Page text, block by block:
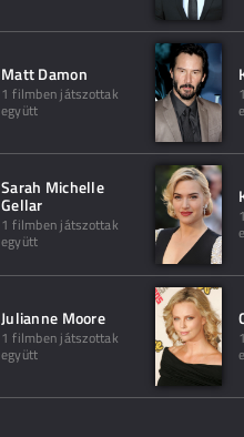
Matt Damon
1 filmben játszottak
együtt
Sarah Michelle
Gellar
1 filmben játszottak
együtt
Julianne Moore
1 filmben játszottak
együtt